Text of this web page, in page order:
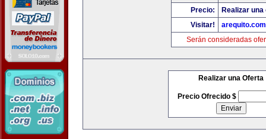
Precio:
Realizar
Visitar!
arequito.com
Serán consideradas
Realizar una Oferta
Precio Ofrecido $